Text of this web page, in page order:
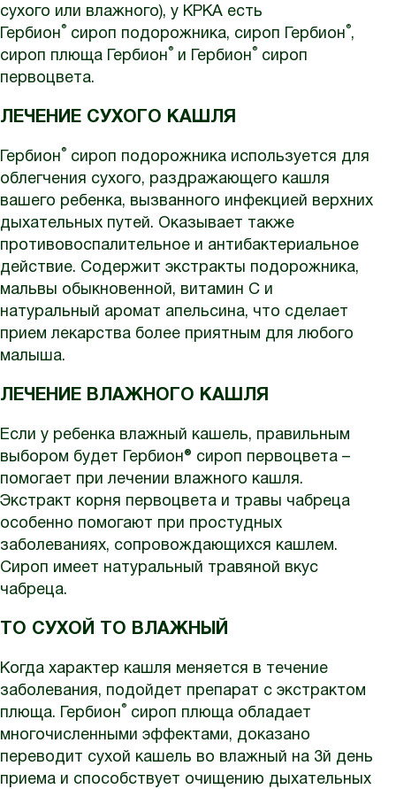
сухого или влажного), у КРКА есть
Гербион® сироп подорожника, сироп Гербион®,
сироп плюща Гербион® и Гербион® сироп
первоцвета.
ЛЕЧЕНИЕ СУХОГО КАШЛЯ
Гербион® сироп подорожника используется для
облегчения сухого, раздражающего кашля
вашего ребенка, вызванного инфекцией верхних
дыхательных путей. Оказывает также
противовоспалительное и антибактериальное
действие. Содержит экстракты подорожника,
мальвы обыкновенной, витамин С и
натуральный аромат апельсина, что сделает
прием лекарства более приятным для любого
малыша.
ЛЕЧЕНИЕ ВЛАЖНОГО КАШЛЯ
Если у ребенка влажный кашель, правильным
выбором будет Гербион® сироп первоцвета –
помогает при лечении влажного кашля.
Экстракт корня первоцвета и травы чабреца
особенно помогают при простудных
заболеваниях, сопровождающихся кашлем.
Сироп имеет натуральный травяной вкус
чабреца.
ТО СУХОЙ ТО ВЛАЖНЫЙ
Когда характер кашля меняется в течение
заболевания, подойдет препарат с экстрактом
плюща. Гербион® сироп плюща обладает
многочисленными эффектами, доказано
переводит сухой кашель во влажный на 3й день
приема и способствует очищению дыхательных